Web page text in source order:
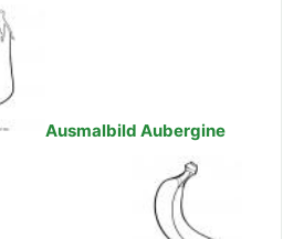
Ausmalbild Aubergine